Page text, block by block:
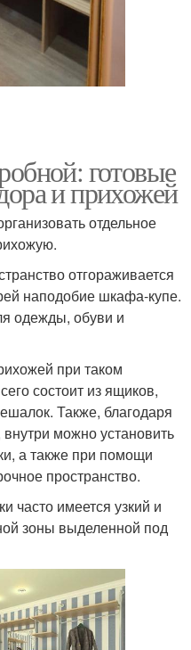
готовые
и прихожей
отдельное
отгораживается
наподобие шкафа-купе.
одежды, обуви и
при таком
состоит из ящиков,
Также, благодаря
можно установить
а также при помощи
пространство.
часто имеется узкий и
зоны выделенной под